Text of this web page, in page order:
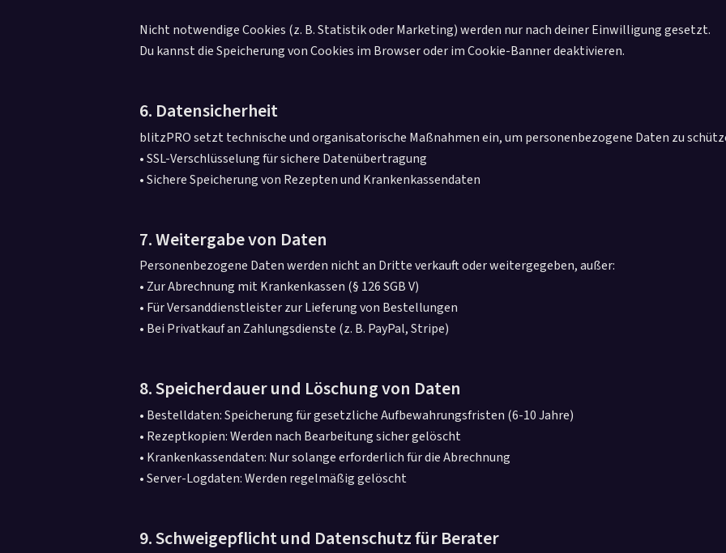
Nicht notwendige Cookies (z. B. Statistik oder Marketing) werden nur nach deiner Einwilligung gesetzt.
Du kannst die Speicherung von Cookies im Browser oder im Cookie-Banner deaktivieren.
6. Datensicherheit
blitzPRO setzt technische und organisatorische Maßnahmen ein, um personenbezogene Daten zu
• SSL-Verschlüsselung für sichere Datenübertragung
• Sichere Speicherung von Rezepten und Krankenkassendaten
7. Weitergabe von Daten
Personenbezogene Daten werden nicht an Dritte verkauft oder weitergegeben, außer:
• Zur Abrechnung mit Krankenkassen (§ 126 SGB V)
• Für Versanddienstleister zur Lieferung von Bestellungen
• Bei Privatkauf an Zahlungsdienste (z. B. PayPal, Stripe)
8. Speicherdauer und Löschung von Daten
• Bestelldaten: Speicherung für gesetzliche Aufbewahrungsfristen (6-10 Jahre)
• Rezeptkopien: Werden nach Bearbeitung sicher gelöscht
• Krankenkassendaten: Nur solange erforderlich für die Abrechnung
• Server-Logdaten: Werden regelmäßig gelöscht
9. Schweigepflicht und Datenschutz für Berater